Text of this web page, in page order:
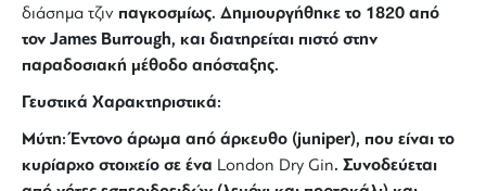
διάσημα τζιν παγκοσμίως. Δημιουργήθηκε το 1820 από
τον James Burrough, και διατηρείται πιστό στην
παραδοσιακή μέθοδο απόσταξης.
Γευστικά Χαρακτηριστικά:
Μύτη: Έντονο άρωμα από άρκευθο (juniper), που είναι το
κυρίαρχο στοιχείο σε ένα London Dry Gin. Συνοδεύεται